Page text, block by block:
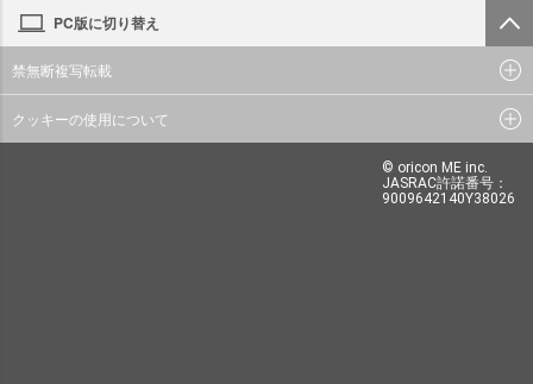
PC版に切り替え
禁無断複写転載
クッキーの使用について
© oricon ME inc.
JASRAC許諾番号：
9009642140Y38026